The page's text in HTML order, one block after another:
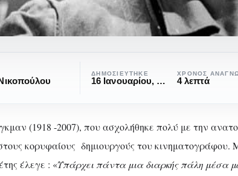
ΔΗΜΟΣΙΕΎΤΗΚΕ
16 Ιανουαρίου, 2020
ΧΡΌΝΟΣ
4 λεπτά
(1918 -2007), που ασχολήθηκε πολύ με την
κορυφαίους δημιουργούς του κινηματογράφου.
έλεγε : «Υπάρχει πάντα μια διαρκής πάλη μέσα